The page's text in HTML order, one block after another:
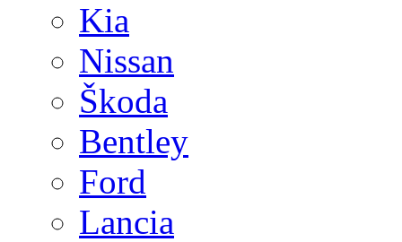
Kia
Nissan
Škoda
Bentley
Ford
Lancia